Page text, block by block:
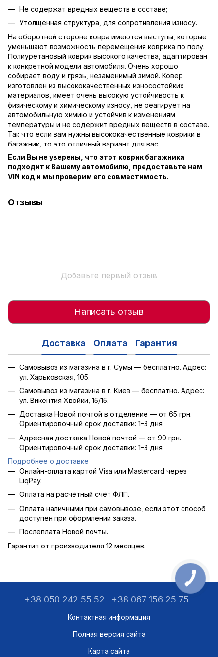
Не содержат вредных веществ в составе;
Утолщенная структура, для сопротивления износу.
На оборотной стороне ковра имеются выступы, которые
уменьшают возможность перемещения коврика по полу.
Полиуретановый коврик высокого качества, адаптирован
к конкретной модели автомобиля. Очень хорошо
собирает воду и грязь, незаменимый зимой. Ковер
изготовлен из высококачественных износостойких
материалов, имеет очень высокую устойчивость к
физическому и химическому износу, не реагирует на
автомобильную химию и устойчив к изменениям
температуры и не содержит вредных веществ в составе.
Так что если вам нужны высококачественные коврики в
багажник, то это отличный вариант для вас.
Если Вы не уверены, что этот коврик багажника
подходит к Вашему автомобилю, предоставьте нам
VIN код и мы проверим его совместимость.
Отзывы
Добавьте первый отзыв
Написать отзыв
Доставка Оплата Гарантия
Самовывоз из магазина в г. Сумы — бесплатно. Адрес:
ул. Харьковская, 105.
Самовывоз из магазина в г. Киев — бесплатно. Адрес:
ул. Викентия Хвойки, 15/15.
Доставка Новой почтой в отделение — от 65 грн.
Ориентировочный срок доставки: 1–3 дня.
Адресная доставка Новой почтой — от 90 грн.
Ориентировочный срок доставки: 1–3 дня.
Подробнее о доставке
Онлайн-оплата картой Visa или Mastercard через
LiqPay.
Оплата на расчётный счёт ФЛП.
Оплата наличными при самовывозе, если этот способ
доступен при оформлении заказа.
Послеплата Новой почты.
Гарантия от производителя 12 месяцев.
+38 050 242 55 52 +38 067 156 25 75
Контактная информация
Полная версия сайта
Карта сайта